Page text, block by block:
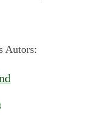
Autors: